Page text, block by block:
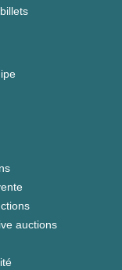
auctions